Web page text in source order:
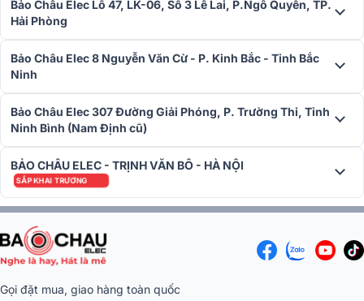
Bảo Châu Elec Lô 47, LK-06, Số 3 Lê Lai, P.Ngô Quyền, TP.
Hải Phòng
Bảo Châu Elec 8 Nguyễn Văn Cừ - P. Kinh Bắc - Tỉnh Bắc
Ninh
Bảo Châu Elec 307 Đường Giải Phóng, P. Trường Thi, Tỉnh
Ninh Bình (Nam Định cũ)
BẢO CHÂU ELEC - TRỊNH VĂN BÔ - HÀ NỘI
SẮP KHAI TRƯƠNG
Gọi đặt mua, giao hàng toàn quốc